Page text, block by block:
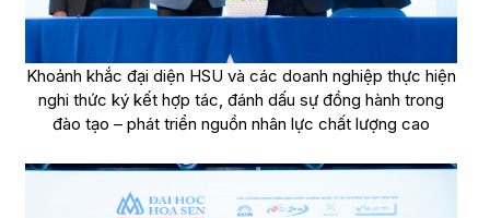
Khoảnh khắc đại diện HSU và các doanh nghiệp thực hiện
nghi thức ký kết hợp tác, đánh dấu sự đồng hành trong
đào tạo – phát triển nguồn nhân lực chất lượng cao